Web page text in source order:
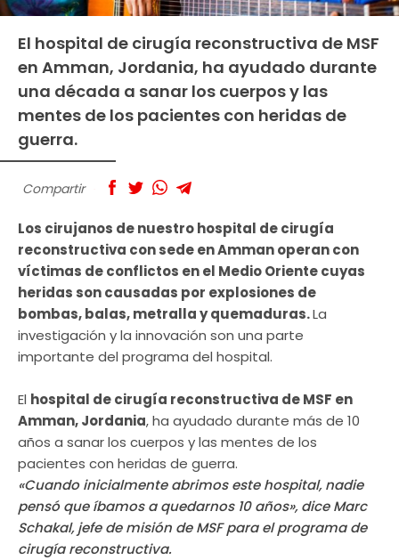
El hospital de cirugía reconstructiva de MSF
en Amman, Jordania, ha ayudado durante
una década a sanar los cuerpos y las
mentes de los pacientes con heridas de
guerra.
Compartir
Los cirujanos de nuestro hospital de cirugía
reconstructiva con sede en Amman operan con
víctimas de conflictos en el Medio Oriente cuyas
heridas son causadas por explosiones de
bombas, balas, metralla y quemaduras.La
investigación y la innovación son una parte
importante del programa del hospital.
El hospital de cirugía reconstructiva de MSF en
Amman, Jordania, ha ayudado durante más de 10
años a sanar los cuerpos y las mentes de los
pacientes con heridas de guerra.
«Cuando inicialmente abrimos este hospital, nadie
pensó que íbamos a quedarnos 10 años», dice Marc
Schakal, jefe de misión de MSF para el programa de
cirugía reconstructiva.